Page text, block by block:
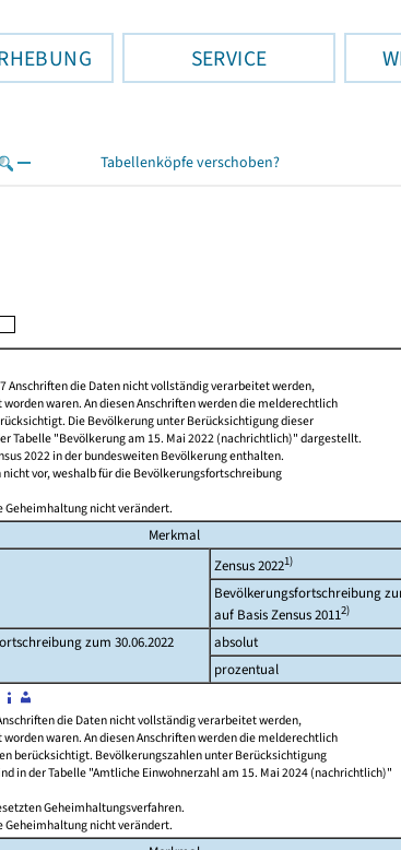
SERVICE
Tabellenköpfe verschoben?
Anschriften die Daten nicht vollständig verarbeitet werden,
waren. An diesen Anschriften werden die melderechtlich
Die Bevölkerung unter Berücksichtigung dieser
Tabelle "Bevölkerung am 15. Mai 2022 (nachrichtlich)" dargestellt.
2022 in der bundesweiten Bevölkerung enthalten.
vor, weshalb für die Bevölkerungsfortschreibung
Geheimhaltung nicht verändert.
Merkmal
Zensus 20221)
Bevölkerungsfortschreibung
auf Basis Zensus 20112)
zum 30.06.2022
absolut
prozentual
die Daten nicht vollständig verarbeitet werden,
waren. An diesen Anschriften werden die melderechtlich
berücksichtigt. Bevölkerungszahlen unter Berücksichtigung
in der Tabelle "Amtliche Einwohnerzahl am 15. Mai 2024 (nachrichtlich)"
Geheimhaltungsverfahren.
Geheimhaltung nicht verändert.